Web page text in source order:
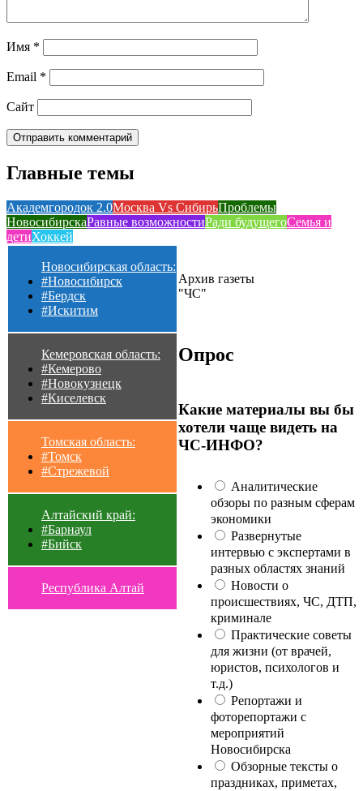
Имя *
Email *
Сайт
Главные темы
Академгородок 2.0Москва Vs СибирьПроблемы
НовосибирскаРавные возможностиРади будущегоСемья и
детиХоккей
Новосибирская область:
#Новосибирск
#Бердск
#Искитим
Кемеровская область:
#Кемерово
#Новокузнецк
#Киселевск
Томская область:
#Томск
#Стрежевой
Алтайский край:
#Барнаул
#Бийск
Республика Алтай
Архив газеты
"ЧС"
Опрос
Какие материалы вы бы
хотели чаще видеть на
ЧС-ИНФО?
Аналитические
обзоры по разным сферам
экономики
Развернутые
интервью с экспертами в
разных областях знаний
Новости о
происшествиях, ЧС, ДТП,
криминале
Практические советы
для жизни (от врачей,
юристов, психологов и
т.д.)
Репортажи и
фоторепортажи с
мероприятий
Новосибирска
Обзорные тексты о
праздниках, приметах,